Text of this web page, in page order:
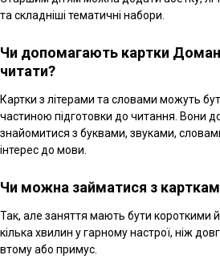
та складніші тематичні набори.
Чи допомагають картки
читати?
Картки з літерами та словами можуть
частиною підготовки до читання. Вони
знайомитися з буквами, звуками,
інтерес до мови.
Чи можна займатися з
Так, але заняття мають бути короткими
кілька хвилин у гарному настрої, ніж
втому або примус.